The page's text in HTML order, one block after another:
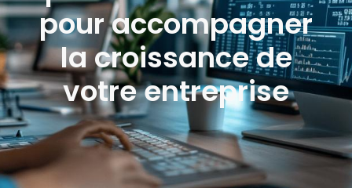
pour accompagner
la croissance de
votre entreprise